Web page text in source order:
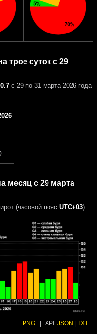
трое суток с 29
с 29 по 31 марта 2026 года
месяц с 29 марта
(часовой пояс UTC+03)
PNG API: JSON TXT